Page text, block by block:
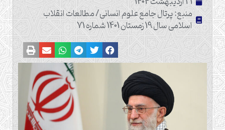
منبع: پرتال جامع علوم انسانی/ مطالعات انقلاب
اسلامی سال 19 زمستان 1401 شماره 71